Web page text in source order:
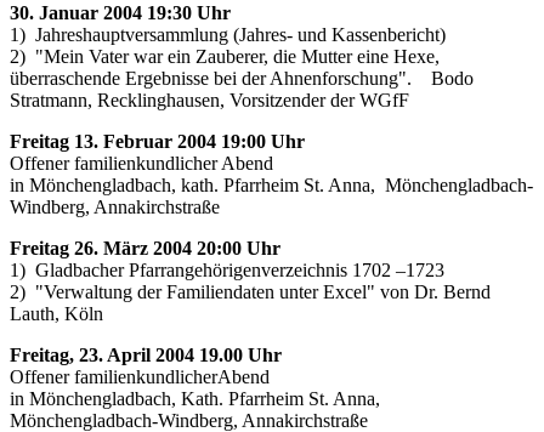
30. Januar 2004 19:30 Uhr
1) Jahreshauptversammlung (Jahres- und Kassenbericht)
2) "Mein Vater war ein Zauberer, die Mutter eine Hexe,
überraschende Ergebnisse bei der Ahnenforschung". Bodo
Stratmann, Recklinghausen, Vorsitzender der WGfF
Freitag 13. Februar 2004 19:00 Uhr
Offener familienkundlicher Abend
in Mönchengladbach, kath. Pfarrheim St. Anna, Mönchengladbach-
Windberg, Annakirchstraße
Freitag 26. März 2004 20:00 Uhr
1) Gladbacher Pfarrangehörigenverzeichnis 1702 –1723
2) "Verwaltung der Familiendaten unter Excel" von Dr. Bernd
Lauth, Köln
Freitag, 23. April 2004 19.00 Uhr
Offener familienkundlicherAbend
in Mönchengladbach, Kath. Pfarrheim St. Anna,
Mönchengladbach-Windberg, Annakirchstraße